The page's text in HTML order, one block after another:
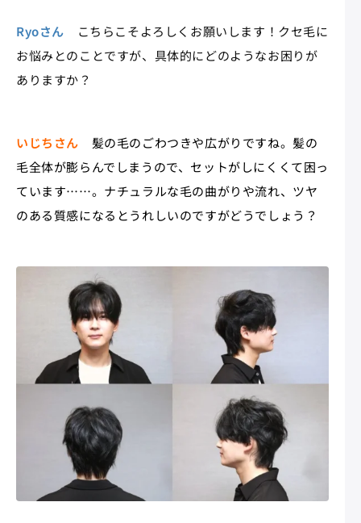
Ryoさん
こちらこそよろしくお願いします！クセ毛に
お悩みとのことですが、具体的にどのようなお困りが
ありますか？
いじちさん
髪の毛のごわつきや広がりですね。髪の
毛全体が膨らんでしまうので、セットがしにくくて困っ
ています……。ナチュラルな毛の曲がりや流れ、ツヤ
のある質感になるとうれしいのですがどうでしょう？